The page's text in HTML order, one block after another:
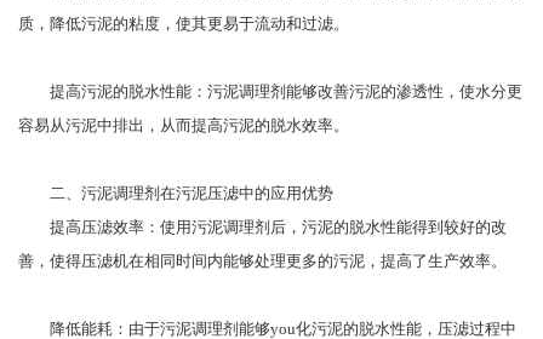
质，降低污泥的粘度，使其更易于流动和过滤。
提高污泥的脱水性能：污泥调理剂能够改善污泥的渗透性，使水分更
容易从污泥中排出，从而提高污泥的脱水效率。
二、污泥调理剂在污泥压滤中的应用优势
提高压滤效率：使用污泥调理剂后，污泥的脱水性能得到较好的改
善，使得压滤机在相同时间内能够处理更多的污泥，提高了生产效率。
降低能耗：由于污泥调理剂能够you化污泥的脱水性能，压滤过程中